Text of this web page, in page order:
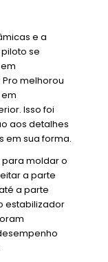
e a
se
Pro melhorou
Isso foi
aos detalhes
em sua forma.
moldar o
a parte
a parte
estabilizador